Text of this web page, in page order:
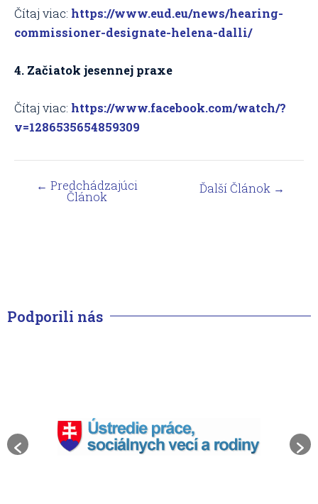
Čítaj viac: https://www.eud.eu/news/hearing-
commissioner-designate-helena-dalli/
4. Začiatok jesennej praxe
Čítaj viac: https://www.facebook.com/watch/?
v=1286535654859309
← Predchádzajúci
Článok
Ďalší Článok →
Podporili nás